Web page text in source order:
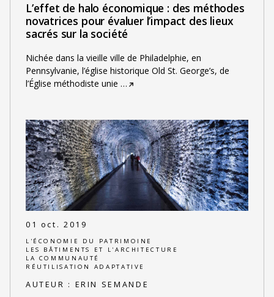
L’effet de halo économique : des méthodes
novatrices pour évaluer l’impact des lieux
sacrés sur la société
Nichée dans la vieille ville de Philadelphie, en
Pennsylvanie, l’église historique Old St. George’s, de
l’Église méthodiste unie …
01 oct. 2019
L'ÉCONOMIE DU PATRIMOINE
LES BÂTIMENTS ET L'ARCHITECTURE
LA COMMUNAUTÉ
RÉUTILISATION ADAPTATIVE
AUTEUR : ERIN SEMANDE